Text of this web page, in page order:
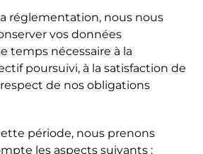
réglementation, nous nous
vos données
temps nécessaire à la
poursuivi, à la satisfaction de
de nos obligations
période, nous prenons
les aspects suivants :